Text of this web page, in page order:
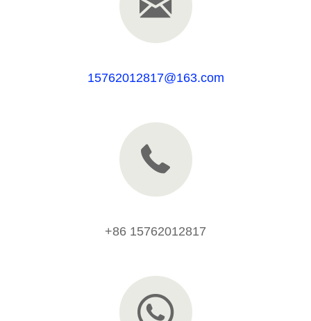
15762012817@163.com
+86 15762012817